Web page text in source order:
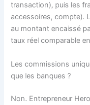
transaction), puis les
accessoires, compte).
au montant encaissé
taux réel comparable
Les commissions
que les banques ?
Non. Entrepreneur